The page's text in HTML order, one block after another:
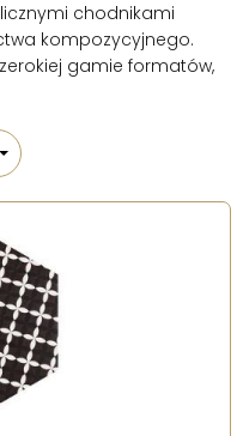
chodnikami
kompozycyjnego.
gamie formatów,